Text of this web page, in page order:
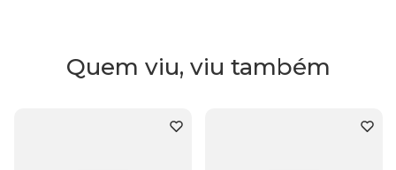
Quem viu, viu também